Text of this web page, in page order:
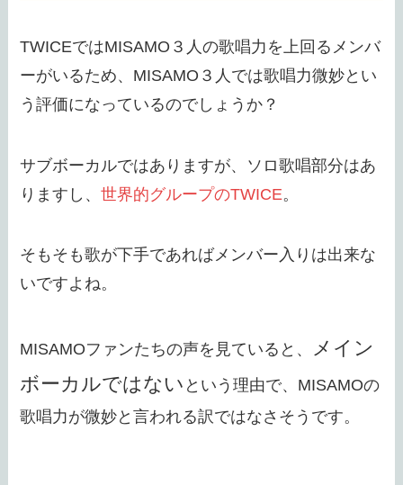
TWICEではMISAMO３人の歌唱力を上回るメンバ
ーがいるため、MISAMO３人では歌唱力微妙とい
う評価になっているのでしょうか？
サブボーカルではありますが、ソロ歌唱部分はあ
りますし、世界的グループのTWICE。
そもそも歌が下手であればメンバー入りは出来な
いですよね。
MISAMOファンたちの声を見ていると、
メイン
ボーカルではない という理由で、MISAMOの
歌唱力が微妙と言われる訳ではなさそうです。